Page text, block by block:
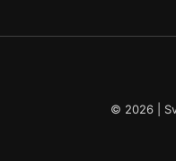
© 2026 |